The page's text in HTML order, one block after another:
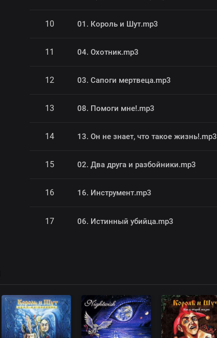
10 01. Король и Шут.mp3
11 04. Охотник.mp3
12 03. Сапоги мертвеца.mp3
13 08. Помоги мне!.mp3
14 13. Он не знает, что такое жизнь!.mp3
15 02. Два друга и разбойники.mp3
16 16. Инструмент.mp3
17 06. Истинный убийца.mp3